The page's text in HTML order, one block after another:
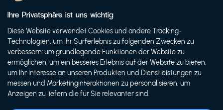
Nutzungsbedingungen
© 2021 FutureBens GmbH
Ihre Privatsphäre ist uns wichtig
Diese Website verwendet Cookies und andere Tracking-
Technologien, um Ihr Surferlebnis zu folgenden Zwecken zu
verbessern: um grundlegende Funktionen der Website zu
ermöglichen, um ein besseres Erlebnis auf der Website zu bieten,
um Ihr Interesse an unseren Produkten und Dienstleistungen zu
messen und Marketinginteraktionen zu personalisieren, um
Anzeigen zu liefern die für Sie relevanter sind.